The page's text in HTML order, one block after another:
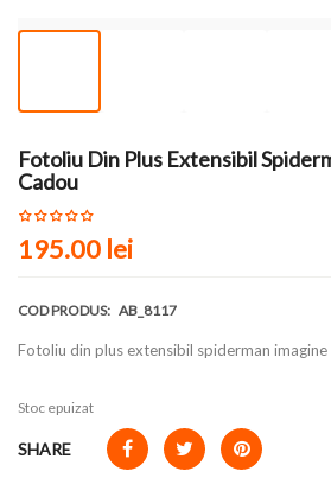
Fotoliu Din Plus Extensibil
Cadou
195.00 lei
COD PRODUS: AB_8117
Fotoliu din plus extensibil spiderman imagine
Stoc epuizat
SHARE